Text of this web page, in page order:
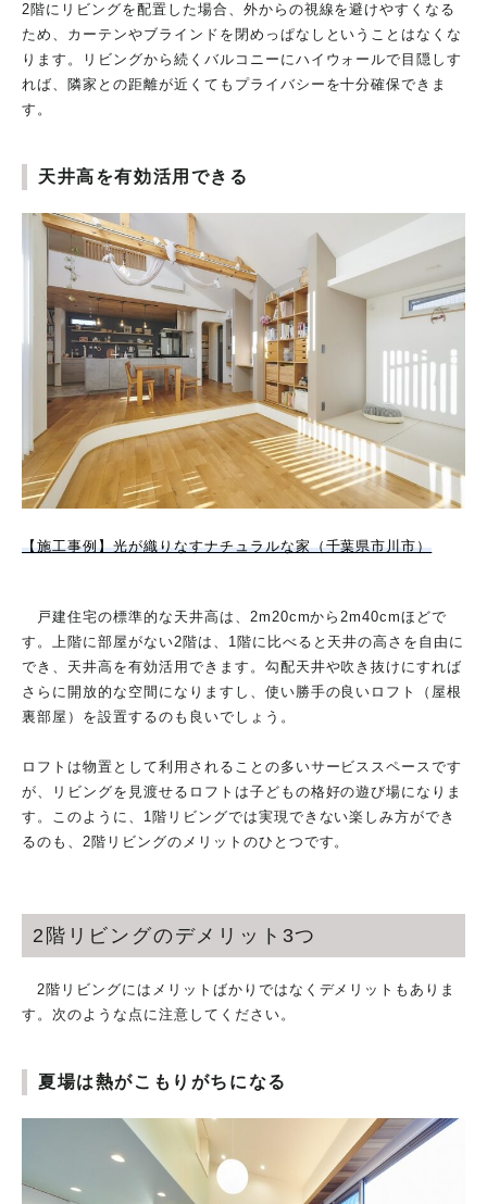
2階にリビングを配置した場合、外からの視線を避けやすくなる
ため、カーテンやブラインドを閉めっぱなしということはなくな
ります。リビングから続くバルコニーにハイウォールで目隠しす
れば、隣家との距離が近くてもプライバシーを十分確保できま
す。
天井高を有効活用できる
【施工事例】光が織りなすナチュラルな家（千葉県市川市）
戸建住宅の標準的な天井高は、2m20cmから2m40cmほどで
す。上階に部屋がない2階は、1階に比べると天井の高さを自由に
でき、天井高を有効活用できます。勾配天井や吹き抜けにすれば
さらに開放的な空間になりますし、使い勝手の良いロフト（屋根
裏部屋）を設置するのも良いでしょう。
ロフトは物置として利用されることの多いサービススペースです
が、リビングを見渡せるロフトは子どもの格好の遊び場になりま
す。このように、1階リビングでは実現できない楽しみ方ができ
るのも、2階リビングのメリットのひとつです。
2階リビングのデメリット3つ
2階リビングにはメリットばかりではなくデメリットもありま
す。次のような点に注意してください。
夏場は熱がこもりがちになる